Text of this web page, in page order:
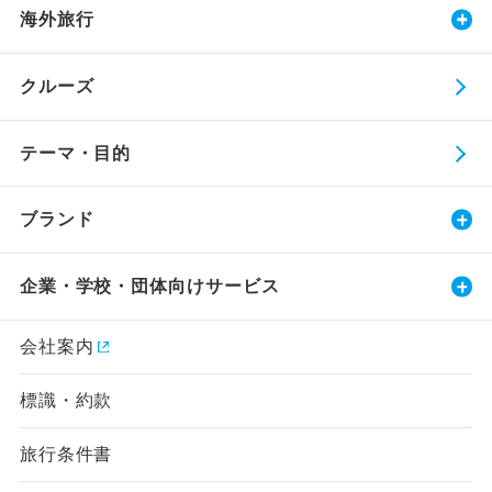
海外旅行
クルーズ
テーマ・目的
ブランド
企業・学校・団体向けサービス
会社案内
標識・約款
旅行条件書